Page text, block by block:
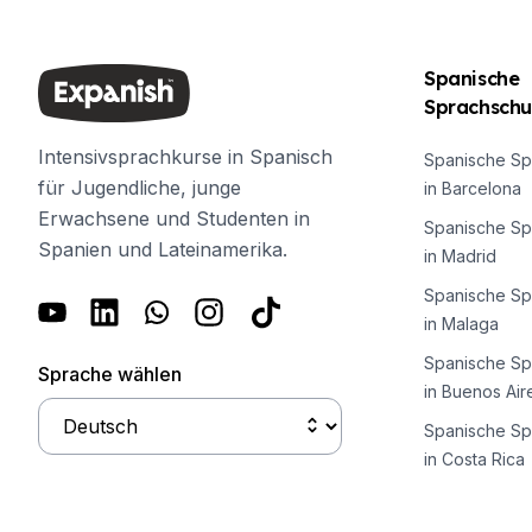
Prüfungsvorbereitung SIELE
Spanischschule in Málaga
Gruppen-Spanischunterricht
Abendlicher Gruppenkurs
Langzeitkurse
Prüfungsvorbereitung DELE
Prüfungsvorbereitung SIELE
Spanische Schule in Buenos Aires
Gruppen-Spanischunterricht
Abendlicher Gruppenkurs
Intensivsprachkurse in Spanisch
für Jugendliche, junge
Erwachsene und Studenten in
Spanien und Lateinamerika.
Sprache wählen
Spanische
Spanische
in Barcelona
Spanische
in Madrid
Spanische
in Malaga
Spanische
in Buenos
Spanische
in Costa Rica